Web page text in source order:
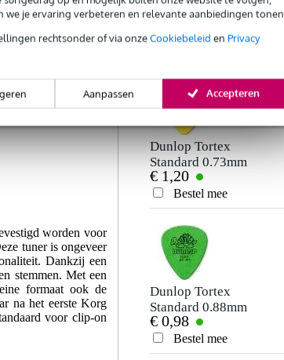
we je ervaring verbeteren en relevante aanbiedingen tonen.
rechtsonder of via onzeCookiebeleid en Privacy
Aanpassen Accepteren
worden voor
tuner is ongeveer
Dankzij een
stemmen. Met een
formaat ook de
na het eerste Korg
voor clip-on
OOK
Dunlop Tortex
Standard 0.73mm
plectrum geel
€ 1,20
Bestel mee
Dunlop Tortex
Standard 0.88mm
plectrum groen
€ 0,98
Bestel mee